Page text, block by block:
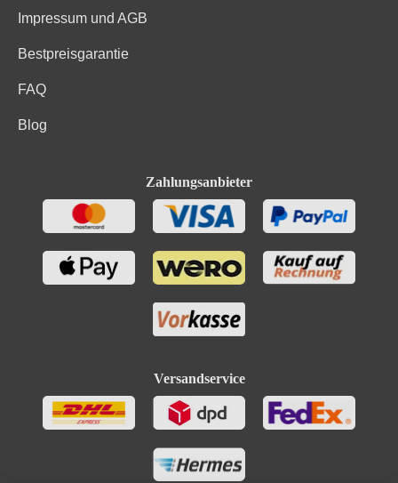
Impressum und AGB
Bestpreisgarantie
FAQ
Blog
Zahlungsanbieter
Versandservice